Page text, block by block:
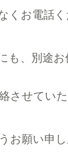
くお電話
も、別途
させてい
お願い申